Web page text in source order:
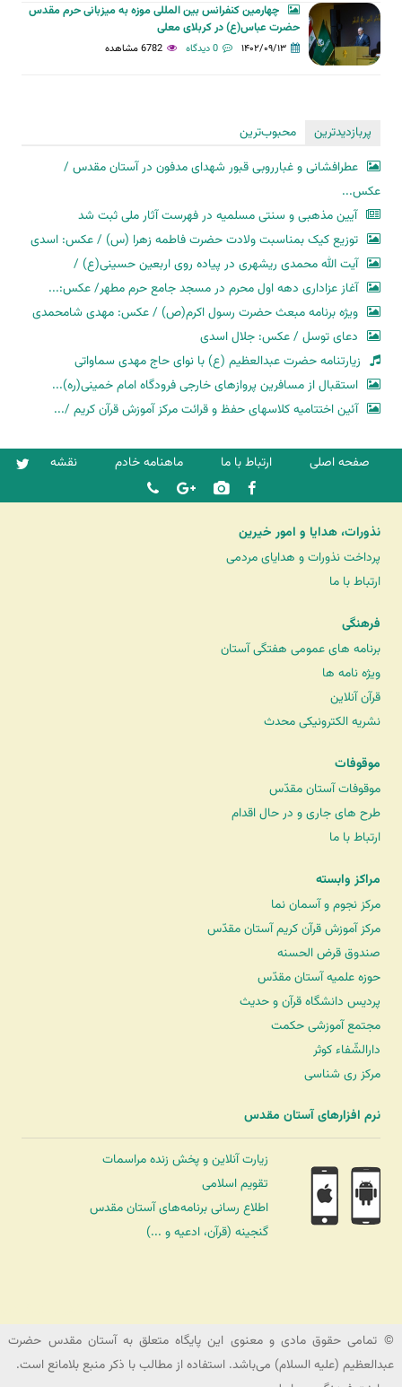
چهارمین کنفرانس بین المللی موزه به میزبانی حرم مقدس
حضرت عباس(ع) در کربلای معلی
۱۴۰۲/۰۹/۱۳ 0 دیدگاه 6782 مشاهده
پربازدیدترین
محبوب‌ترین
عطرافشانی و غبارروبی قبور شهدای مدفون در آستان مقدس /
عکس...
آیین مذهبی و سنتی مسلمیه در فهرست آثار ملی ثبت شد
توزیع کیک بمناسبت ولادت حضرت فاطمه زهرا (س) / عکس: اسدی
آیت الله محمدی ریشهری در پیاده روی اربعین حسینی(ع) /
آغاز عزاداری دهه اول محرم در مسجد جامع حرم مطهر/ عکس:...
ویژه برنامه مبعث حضرت رسول اکرم(ص) / عکس: مهدی شامحمدی
دعای توسل / عکس: جلال اسدی
زیارتنامه حضرت عبدالعظیم (ع) با نوای حاج مهدی سماواتی
استقبال از مسافرین پروازهای خارجی فرودگاه امام خمینی(ره)...
آئین اختتامیه کلاسهای حفظ و قرائت مرکز آموزش قرآن کریم /...
صفحه اصلی ارتباط با ما ماهنامه خادم نقشه
نذورات، هدایا و امور خیرین
پرداخت نذورات و هدایای مردمی
ارتباط با ما
فرهنگی
برنامه های عمومی هفتگی آستان
ویژه نامه ها
قرآن آنلاین
نشریه الکترونیکی محدث
موقوفات
موقوفات آستان مقدّس
طرح های جاری و در حال اقدام
ارتباط با ما
مراکز وابسته
مرکز نجوم و آسمان نما
مرکز آموزش قرآن کریم آستان مقدّس
صندوق قرض الحسنه
حوزه علمیه آستان مقدّس
پردیس دانشگاه قرآن و حدیث
مجتمع آموزشی حکمت
دارالشّفاء کوثر
مرکز ری شناسی
نرم افزارهای آستان مقدس
زیارت آنلاین و پخش زنده مراسمات
تقویم اسلامی
اطلاع رسانی برنامه‌های آستان مقدس
گنجینه (قرآن، ادعیه و ...)
© تمامی حقوق مادی و معنوی این پایگاه متعلق به آستان مقدس حضرت
عبدالعظیم (علیه السلام) می‌باشد. استفاده از مطالب با ذکر منبع بلامانع است.